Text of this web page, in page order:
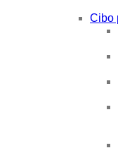
Cibo